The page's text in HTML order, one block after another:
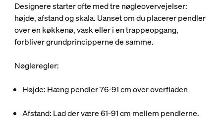
Designere starter ofte med tre nøgleovervejelser:
højde, afstand og skala. Uanset om du placerer pendler
over en køkkenø, vask eller i en trappeopgang,
forbliver grundprincipperne de samme.
Nøgleregler:
Højde: Hæng pendler 76-91 cm over overfladen
Afstand: Lad der være 61-91 cm mellem pendlerne.